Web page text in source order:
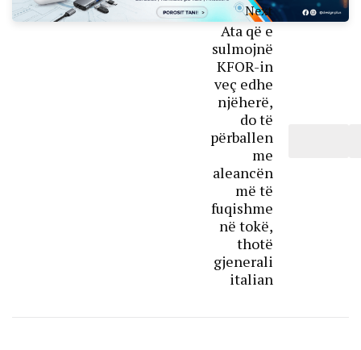
Next
Ata që e
sulmojnë
KFOR-in
veç edhe
njëherë,
do të
përballen
me
aleancën
më të
fuqishme
në tokë,
thotë
gjenerali
italian